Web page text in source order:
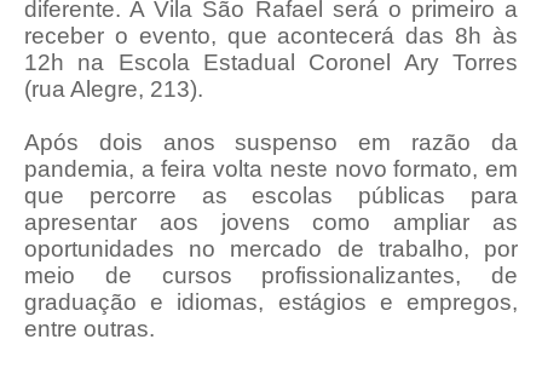
diferente. A Vila São Rafael será o primeiro a
receber o evento, que acontecerá das 8h às
12h na Escola Estadual Coronel Ary Torres
(rua Alegre, 213).
Após dois anos suspenso em razão da
pandemia, a feira volta neste novo formato, em
que percorre as escolas públicas para
apresentar aos jovens como ampliar as
oportunidades no mercado de trabalho, por
meio de cursos profissionalizantes, de
graduação e idiomas, estágios e empregos,
entre outras.